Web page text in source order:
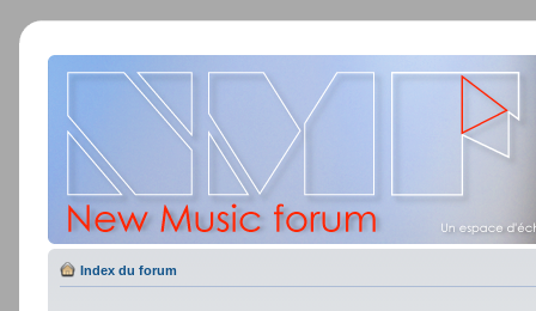
Index du forum